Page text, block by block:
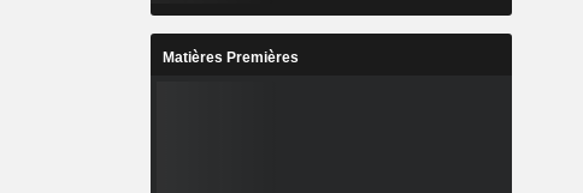
Matières Premières